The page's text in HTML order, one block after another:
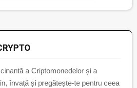
a Criptomonedelor și a
învață și pregătește-te pentru ceea